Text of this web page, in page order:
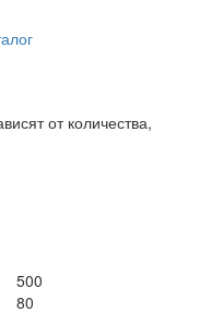
от количества,
500
80